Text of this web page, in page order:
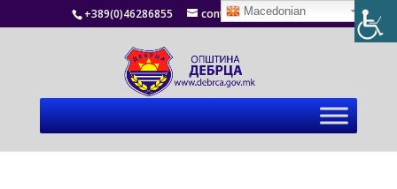
+389(0)46286855 contact@debrca.gov.mk
Macedonian